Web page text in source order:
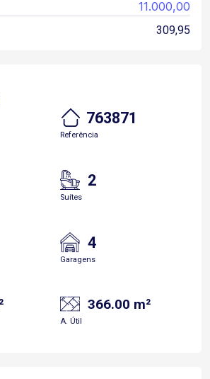
11.000,00
309,95
763871
Referência
2
Suítes
4
Garagens
366.00 m²
A. Útil